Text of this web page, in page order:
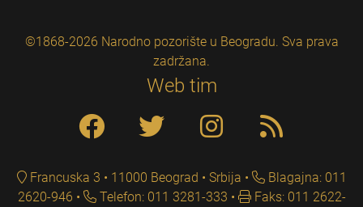
©1868-2026 Narodno pozorište u Beogradu. Sva prava
zadržana.
Web tim
Francuska 3 • 11000 Beograd • Srbija
Blagajna: 011
2620-946
Telefon: 011 3281-333 Faks: 011 2622-